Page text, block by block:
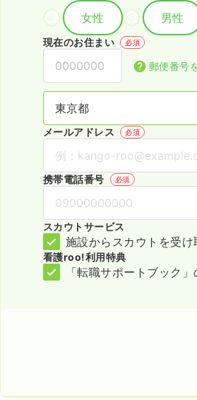
女性 男性
現在のお住まい 必須
郵便番号
メールアドレス 必須
携帯電話番号 必須
スカウトサービス
施設からスカウトを受け
看護roo!利用特典
「転職サポートブック